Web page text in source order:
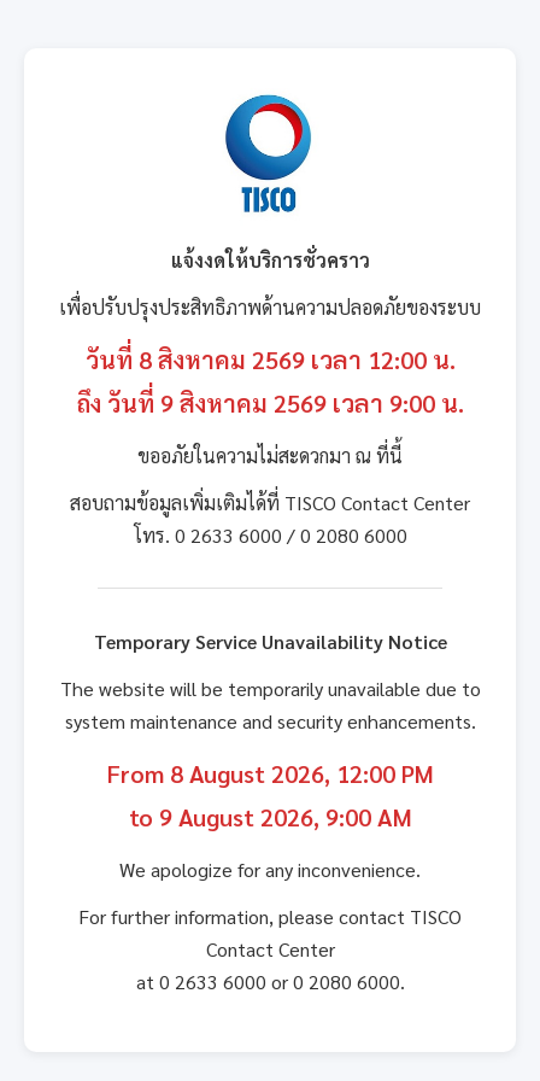
แจ้งงดให้บริการชั่วคราว
เพื่อปรับปรุงประสิทธิภาพด้านความปลอดภัยของระบบ
วันที่ 8 สิงหาคม 2569 เวลา 12:00 น.
ถึง วันที่ 9 สิงหาคม 2569 เวลา 9:00 น.
ขออภัยในความไม่สะดวกมา ณ ที่นี้
สอบถามข้อมูลเพิ่มเติมได้ที่ TISCO Contact Center
โทร. 0 2633 6000 / 0 2080 6000
Temporary Service Unavailability Notice
The website will be temporarily unavailable due to
system maintenance and security enhancements.
From 8 August 2026, 12:00 PM
to 9 August 2026, 9:00 AM
We apologize for any inconvenience.
For further information, please contact TISCO
Contact Center
at 0 2633 6000 or 0 2080 6000.